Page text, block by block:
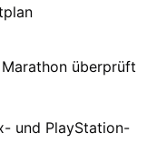
überprüft
und PlayStation-